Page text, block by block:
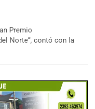
Premio
Norte”, contó con la